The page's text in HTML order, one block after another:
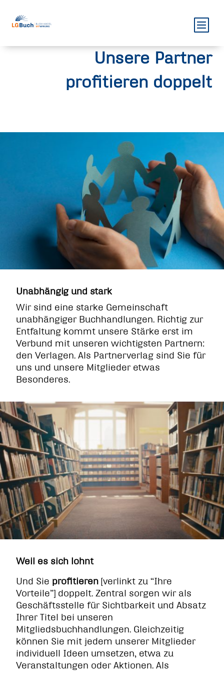
Unsere Partner
profitieren doppelt
Unabhängig und stark
Wir sind eine starke Gemeinschaft
unabhängiger Buchhandlungen. Richtig zur
Entfaltung kommt unsere Stärke erst im
Verbund mit unseren wichtigsten Partnern:
den Verlagen. Als Partnerverlag sind Sie für
uns und unsere Mitglieder etwas
Besonderes.
Weil es sich lohnt
Und Sie profitieren [verlinkt zu “Ihre
Vorteile”] doppelt. Zentral sorgen wir als
Geschäftsstelle für Sichtbarkeit und Absatz
Ihrer Titel bei unseren
Mitgliedsbuchhandlungen. Gleichzeitig
können Sie mit jedem unserer Mitglieder
individuell Ideen umsetzen, etwa zu
Veranstaltungen oder Aktionen. Als